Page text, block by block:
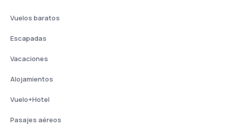
Vuelos baratos
Escapadas
Vacaciones
Alojamientos
Vuelo+Hotel
Pasajes aéreos